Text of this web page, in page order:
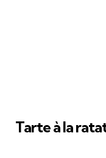
Tarte à la